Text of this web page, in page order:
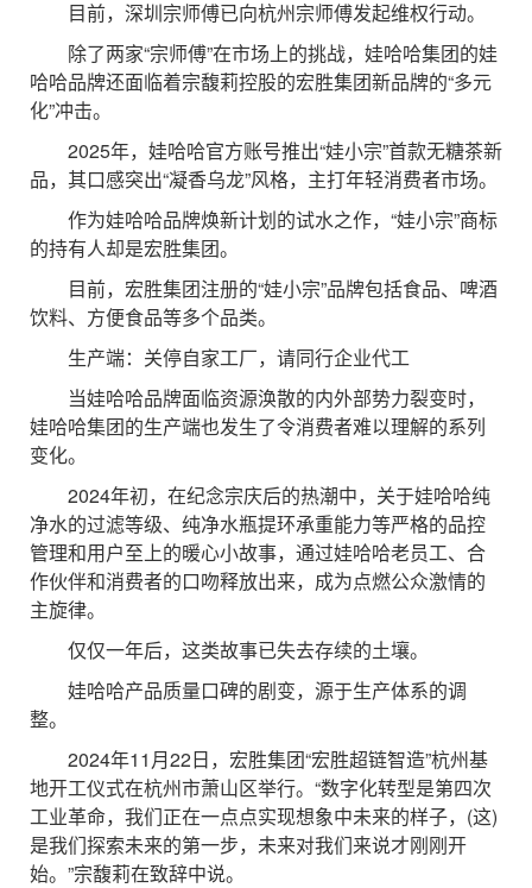
目前，深圳宗师傅已向杭州宗师傅发起维权行动。
除了两家“宗师傅”在市场上的挑战，娃哈哈集团的娃
哈哈品牌还面临着宗馥莉控股的宏胜集团新品牌的“多元
化”冲击。
2025年，娃哈哈官方账号推出“娃小宗”首款无糖茶新
品，其口感突出“凝香乌龙”风格，主打年轻消费者市场。
作为娃哈哈品牌焕新计划的试水之作，“娃小宗”商标
的持有人却是宏胜集团。
目前，宏胜集团注册的“娃小宗”品牌包括食品、啤酒
饮料、方便食品等多个品类。
生产端：关停自家工厂，请同行企业代工
当娃哈哈品牌面临资源涣散的内外部势力裂变时，
娃哈哈集团的生产端也发生了令消费者难以理解的系列
变化。
2024年初，在纪念宗庆后的热潮中，关于娃哈哈纯
净水的过滤等级、纯净水瓶提环承重能力等严格的品控
管理和用户至上的暖心小故事，通过娃哈哈老员工、合
作伙伴和消费者的口吻释放出来，成为点燃公众激情的
主旋律。
仅仅一年后，这类故事已失去存续的土壤。
娃哈哈产品质量口碑的剧变，源于生产体系的调
整。
2024年11月22日，宏胜集团“宏胜超链智造”杭州基
地开工仪式在杭州市萧山区举行。“数字化转型是第四次
工业革命，我们正在一点点实现想象中未来的样子，(这)
是我们探索未来的第一步，未来对我们来说才刚刚开
始。”宗馥莉在致辞中说。